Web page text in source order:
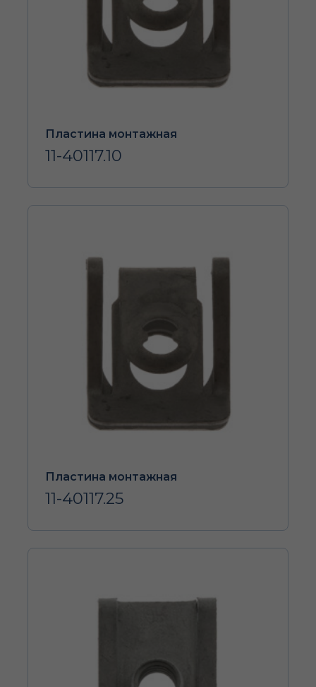
Пластина монтажная
11-40117.10
Пластина монтажная
11-40117.25